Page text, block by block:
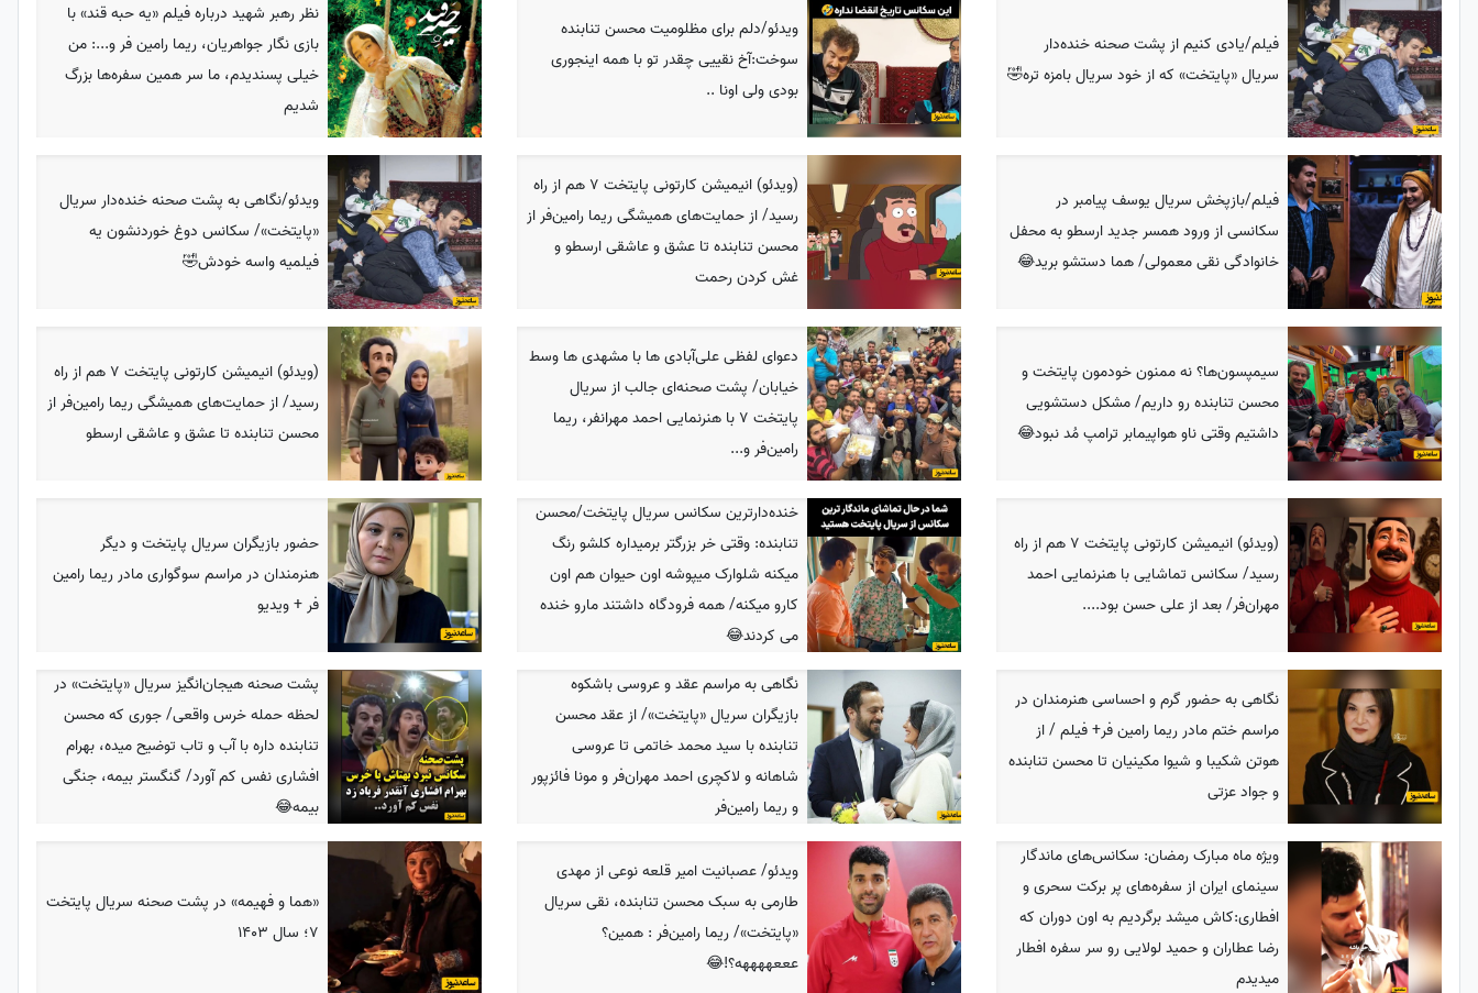
فیلم/یادی کنیم از پشت صحنه خنده‌دار
سریال «پایتخت» که از خود سریال بامزه تره🤣
ویدئو/دلم برای مظلومیت محسن تنابنده
سوخت:آخ نقییی چقدر تو با همه اینجوری
بودی ولی اونا ..
نظر رهبر شهید درباره فیلم «یه حبه قند» با
بازی نگار جواهریان، ریما رامین فر و...: من
خیلی پسندیدم، ما سر همین سفره‌ها بزرگ
شدیم
فیلم/بازپخش سریال یوسف پیامبر در
سکانسی از ورود همسر جدید ارسطو به محفل
خانوادگی نقی معمولی/ هما دستشو برید😂
(ویدئو) انیمیشن کارتونی پایتخت 7 هم از راه
رسید/ از حمایت‌های همیشگی ریما رامین‌فر از
محسن تنابنده تا عشق و عاشقی ارسطو و
غش کردن رحمت
ویدئو/نگاهی به پشت صحنه خنده‌دار سریال
«پایتخت»/ سکانس دوغ خوردنشون یه
فیلمیه واسه خودش🤣
سیمپسون‌ها؟ نه ممنون خودمون پایتخت و
محسن تنابنده رو داریم/ مشکل دستشویی
داشتیم وقتی ناو هواپیمابر ترامپ مُد نبود😂
دعوای لفظی علی‌آبادی ها با مشهدی ها وسط
خیابان/ پشت صحنه‌ای جالب از سریال
پایتخت 7 با هنرنمایی احمد مهرانفر، ریما
رامین‌فر و...
(ویدئو) انیمیشن کارتونی پایتخت 7 هم از راه
رسید/ از حمایت‌های همیشگی ریما رامین‌فر از
محسن تنابنده تا عشق و عاشقی ارسطو
(ویدئو) انیمیشن کارتونی پایتخت 7 هم از راه
رسید/ سکانس تماشایی با هنرنمایی احمد
مهران‌فر/ بعد از علی حسن بود....
خنده‌دارترین سکانس سریال پایتخت/محسن
تنابنده: وقتی خر بزرگتر برمیداره کلشو رنگ
میکنه شلوارک میپوشه اون حیوان هم اون
کارو میکنه/ همه فرودگاه داشتند مارو خنده
می کردند😂
حضور بازیگران سریال پایتخت و دیگر
هنرمندان در مراسم سوگواری مادر ریما رامین
فر + ویدیو
نگاهی به حضور گرم و احساسی هنرمندان در
مراسم ختم مادر ریما رامین فر+ فیلم / از
هوتن شکیبا و شیوا مکینیان تا محسن تنابنده
و جواد عزتی
نگاهی به مراسم عقد و عروسی باشکوه
بازیگران سریال «پایتخت»/ از عقد محسن
تنابنده با سید محمد خاتمی تا عروسی
شاهانه و لاکچری احمد مهران‌فر و مونا فائزپور
و ریما رامین‌فر
پشت صحنه هیجان‌انگیز سریال «پایتخت» در
لحظه حمله خرس واقعی/ جوری که محسن
تنابنده داره با آب و تاب توضیح میده، بهرام
افشاری نفس کم آورد/ گنگستر بیمه، جنگی
بیمه😂
ویژه ماه مبارک رمضان: سکانس‌های ماندگار
سینمای ایران از سفره‌های پر برکت سحری و
افطاری:کاش میشد برگردیم به اون دوران که
رضا عطاران و حمید لولایی رو سر سفره افطار
میدیدم
ویدئو/ عصبانیت امیر قلعه نوعی از مهدی
طارمی به سبک محسن تنابنده، نقی سریال
«پایتخت»/ ریما رامین‌فر : همین؟
عععههههه؟!😂
«هما و فهیمه» در پشت صحنه سریال پایتخت
7؛ سال 1403